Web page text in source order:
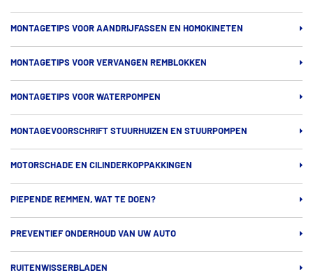
MONTAGETIPS VOOR AANDRIJFASSEN EN HOMOKINETEN
MONTAGETIPS VOOR VERVANGEN REMBLOKKEN
MONTAGETIPS VOOR WATERPOMPEN
MONTAGEVOORSCHRIFT STUURHUIZEN EN STUURPOMPEN
MOTORSCHADE EN CILINDERKOPPAKKINGEN
PIEPENDE REMMEN, WAT TE DOEN?
PREVENTIEF ONDERHOUD VAN UW AUTO
RUITENWISSERBLADEN